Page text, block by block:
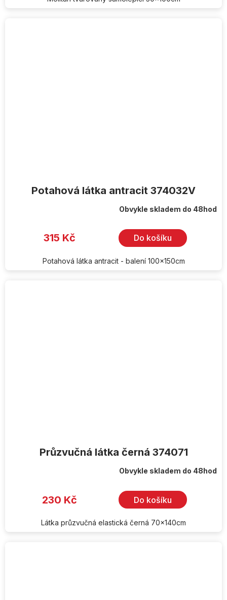
Potahová látka antracit 374032V
Obvykle skladem do 48hod
315 Kč Do košíku
Potahová látka antracit - balení 100x150cm
Průzvučná látka černá 374071
Obvykle skladem do 48hod
230 Kč Do košíku
Látka průzvučná elastická černá 70x140cm